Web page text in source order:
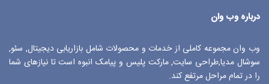
درباره وب وان
وب وان مجموعه کاملی از خدمات و محصولات شامل بازاریابی دیجیتال, سئو,
سوشال مدیا,طراحی سایت, مارکت پلیس و پیامک انبوه است تا نیازهای شما
را در تمام مراحل مرتفع کند.